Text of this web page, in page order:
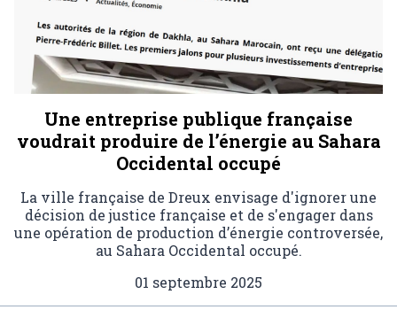
Une entreprise publique française
voudrait produire de l’énergie au Sahara
Occidental occupé
La ville française de Dreux envisage d'ignorer une
décision de justice française et de s'engager dans
une opération de production d’énergie controversée,
au Sahara Occidental occupé.
01 septembre 2025